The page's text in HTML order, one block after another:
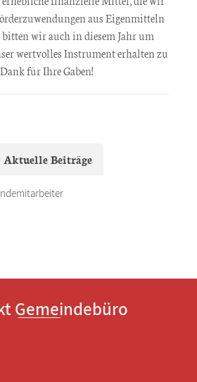
aus Eigenmitteln
bitten wir auch in diesem Jahr um
wertvolles Instrument erhalten zu
für Ihre Gaben!
Aktuelle Beiträge
Gemeindebüro